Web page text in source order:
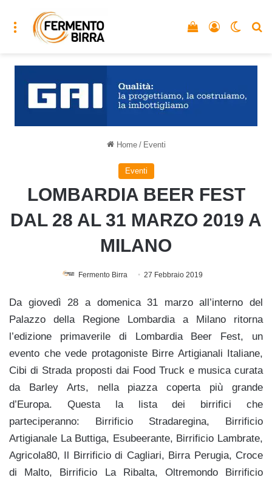
Menu Accedi
Vedi il carrello
Home / Eventi
Eventi
LOMBARDIA BEER FEST
DAL 28 AL 31 MARZO 2019 A
MILANO
Fermento Birra 27 Febbraio 2019
Da giovedì 28 a domenica 31 marzo all’interno del
Palazzo della Regione Lombardia a Milano ritorna
l’edizione primaverile di Lombardia Beer Fest, un
evento che vede protagoniste Birre Artigianali Italiane,
Cibi di Strada proposti dai Food Truck e musica curata
da Barley Arts, nella piazza coperta più grande
d’Europa. Questa la lista dei birrifici che
parteciperanno: Birrificio Stradaregina, Birrificio
Artigianale La Buttiga, Esubeerante, Birrificio Lambrate,
Agricola80, Il Birrificio di Cagliari, Birra Perugia, Croce
di Malto, Birrificio La Ribalta, Oltremondo Birrificio